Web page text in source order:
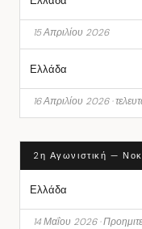
15 Απριλίου 2026
Ελλάδα
16 Απριλίου 2026 ·
2η Αγωνιστική —
Ελλάδα
14 Μαΐου 2026 ·